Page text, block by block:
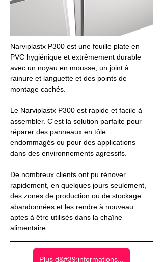
Narviplastx P300 est une feuille plate en
PVC hygiénique et extrêmement durable
avec un noyau en mousse, un joint à
rainure et languette et des points de
montage cachés.
Le Narviplastx P300 est rapide et facile à
assembler. C'est la solution parfaite pour
réparer des panneaux en tôle
endommagés ou pour des applications
dans des environnements agressifs.
De nombreux clients ont pu rénover
rapidement, en quelques jours seulement,
des zones de production ou de stockage
abandonnées et les rendre à nouveau
aptes à être utilisés dans la chaîne
alimentaire.
Plus d&#39;informations...